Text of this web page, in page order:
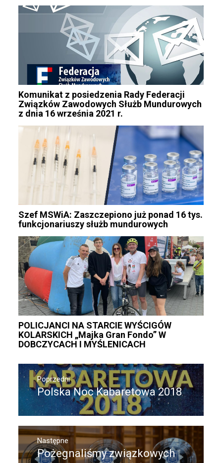
Komunikat z posiedzenia Rady Federacji
Związków Zawodowych Służb Mundurowych
z dnia 16 września 2021 r.
Szef MSWiA: Zaszczepiono już ponad 16 tys.
funkcjonariuszy służb mundurowych
POLICJANCI NA STARCIE WYŚCIGÓW
KOLARSKICH „Majka Gran Fondo” W
DOBCZYCACH I MYŚLENICACH
Nawigacja
wpisuPoprzedni
Poprzedni
Polska Noc Kabaretowa 2018
Następne
Następny
Pożegnaliśmy związkowych